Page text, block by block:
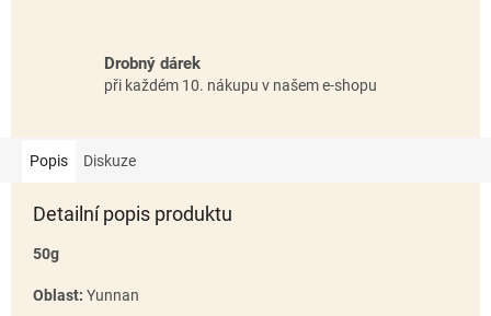
Drobný dárek
při každém 10. nákupu v našem e-shopu
Popis Diskuze
Detailní popis produktu
50g
Oblast: Yunnan